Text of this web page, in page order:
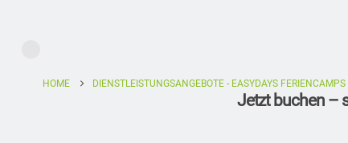
HOME DIENSTLEISTUNGSANGEBOTE - EASYDAYS
Jetzt buchen –